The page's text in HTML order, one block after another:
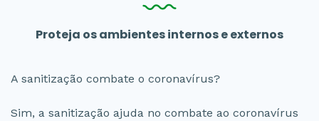
Proteja os ambientes internos e externos
A sanitização combate o coronavírus?
Sim, a sanitização ajuda no combate ao coronavírus